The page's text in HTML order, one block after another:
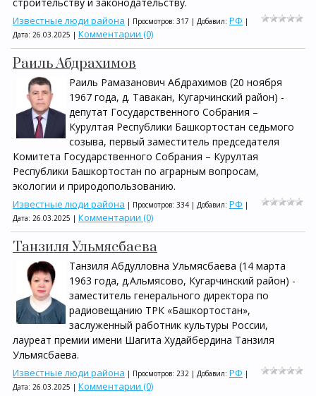
Известные люди района | Просмотров: 317 | Добавил: РФ |
Дата: 26.03.2025 | Комментарии (0)
Раиль Абдрахимов
Раиль Рамазанович Абдрахимов (20 ноября
1967 года, д. Тавакан, Кугарчинский район) -
депутат Государственного Собрания –
Курултая Республики Башкортостан седьмого
созыва, первый заместитель председателя
Комитета Государственного Собрания – Курултая
Республики Башкортостан по аграрным вопросам,
экологии и природопользованию.
Известные люди района | Просмотров: 334 | Добавил: РФ |
Дата: 26.03.2025 | Комментарии (0)
Танзиля Ульмясбаева
Танзиля Абдулловна Ульмясбаева (14 марта
1963 года, д.Альмясово, Кугарчинский район) -
заместитель генерального директора по
радиовещанию ТРК «Башкортостан»,
заслуженный работник культуры России,
лауреат премии имени Шагита Худайбердина Танзиля
Ульмясбаева.
Известные люди района | Просмотров: 232 | Добавил: РФ |
Дата: 26.03.2025 | Комментарии (0)